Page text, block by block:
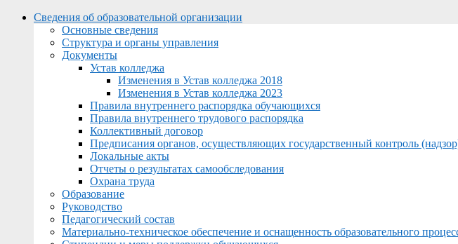
Menu
Сведения об образовательной организации
Основные сведения
Структура и органы управления
Документы
Устав колледжа
Изменения в Устав колледжа 2018
Изменения в Устав колледжа 2023
Правила внутреннего распорядка обучающихся
Правила внутреннего трудового распорядка
Коллективный договор
Предписания органов, осуществляющих государственный контроль
Локальные акты
Отчеты о результатах самообследования
Охрана труда
Образование
Руководство
Педагогический состав
Материально-техническое обеспечение и оснащенность образовательного